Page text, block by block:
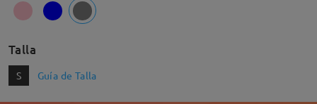
Talla
S Guía de Talla